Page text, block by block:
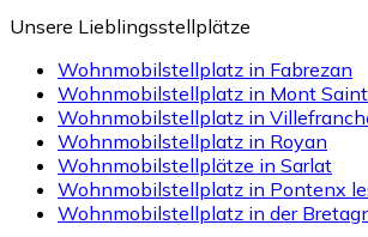
Unsere Lieblingsstellplätze
Wohnmobilstellplatz in Fabrezan
Wohnmobilstellplatz in Mont
Wohnmobilstellplatz in
Wohnmobilstellplatz in Royan
Wohnmobilstellplätze in Sarlat
Wohnmobilstellplatz in Pontenx
Wohnmobilstellplatz in der